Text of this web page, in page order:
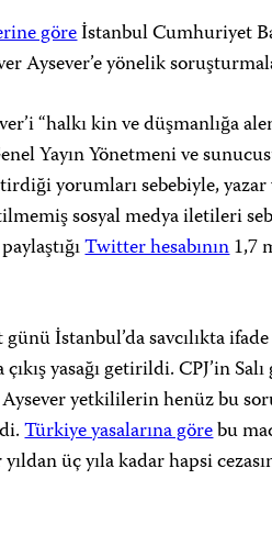
göreİstanbul Cumhuriyet
Aysever’e yönelik
“halkı kin ve düşmanlığa
Yayın Yönetmeni ve
yorumları sebebiyle,
sosyal medya iletileri
Twitter hesabının1,7
İstanbul’da savcılıkta
yasağı getirildi. CPJ’in
yetkililerin henüz bu
Türkiye yasalarına görebu
üç yıla kadar hapsi